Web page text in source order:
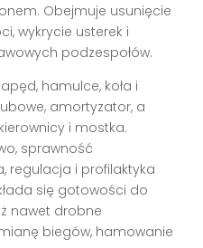
Obejmuje usunięcie
wykrycie usterek i
podzespołów.
hamulce, koła i
amortyzator, a
i mostka.
sprawność
regulacja i profilaktyka
się gotowości do
nawet drobne
biegów, hamowanie